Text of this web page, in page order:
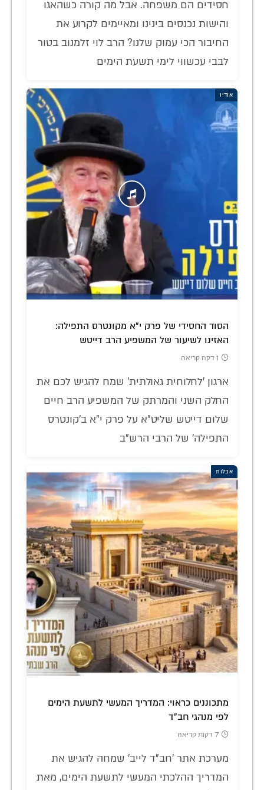
חסידים הם משפחה. אבל מה קורה כשהאגו
והישות נכנסים בינינו ומאיימים לקרוע את
החיבור הכי עמוק שלנו? הרב לוי זלמנוב בטור
לבבי עכשווי לימי תשעת הימים
אודיו
הסוד החסידי של פרק י"א מקונטרס התפילה:
האזינו לשיעור של המשפיע הרב דייטש
1 דקה קריאה
ארגון 'לחלוחית גאולתית' שמח להגיש לכם את
החלק השני והמרתק של המשפיע הרב חיים
שלום דייטש שליט"א על פרק י"א ב'קונטרס
התפילה' של הרבי הרש"ב
אבלות
מתכוננים כראוי: המדריך המעשי לתשעת הימים
לפי מנהגי חב"ד
7 דקות קריאה
מערכת אתר 'חב"ד לייב' שמחה להגיש את
המדריך ההלכתי המעשי לתשעת הימים, מאת